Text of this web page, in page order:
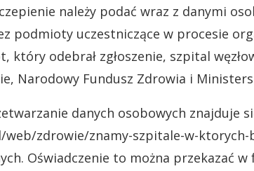
należy podać wraz z danymi
podmioty uczestniczące w procesie
który odebrał zgłoszenie, szpital
Narodowy Fundusz Zdrowia i
danych osobowych znajduje
zdrowie/znamy-szpitale-w-ktorych-
Oświadczenie to można przekazać